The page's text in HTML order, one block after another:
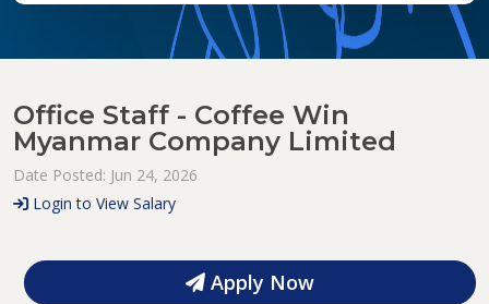
Office Staff - Coffee Win
Myanmar Company Limited
Date Posted: Jun 24, 2026
Login to View Salary
Apply Now